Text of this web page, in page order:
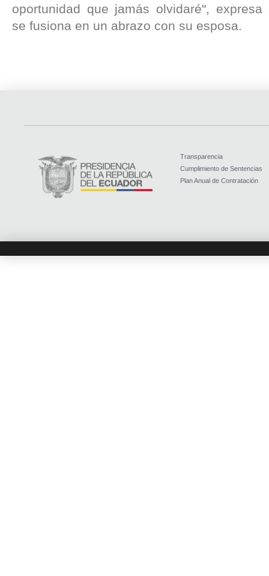
oportunidad que jamás olvidaré", expresa
se fusiona en un abrazo con su esposa.
Transparencia
Cumplimiento de Sentencias
Plan Anual de Contratación